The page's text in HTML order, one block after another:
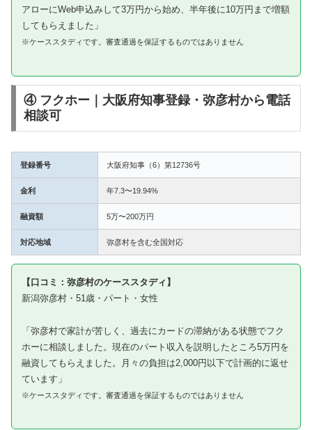
アローにWeb申込みして3万円から始め、半年後に10万円まで増額
してもらえました」
※ケーススタディです。審査通過を保証するものではありません
④ フクホー｜大阪府知事登録・弥彦村から電話
相談可
登録番号 大阪府知事（6）第12736号
金利 年7.3〜19.94%
融資額 5万〜200万円
対応地域 弥彦村を含む全国対応
【口コミ：弥彦村のケーススタディ】
新潟弥彦村・51歳・パート・女性
「弥彦村で家計が苦しく、過去にカードの滞納がある状態でフク
ホーに相談しました。現在のパート収入を説明したところ5万円を
融資してもらえました。月々の負担は2,000円以下で計画的に返せ
ています」
※ケーススタディです。審査通過を保証するものではありません